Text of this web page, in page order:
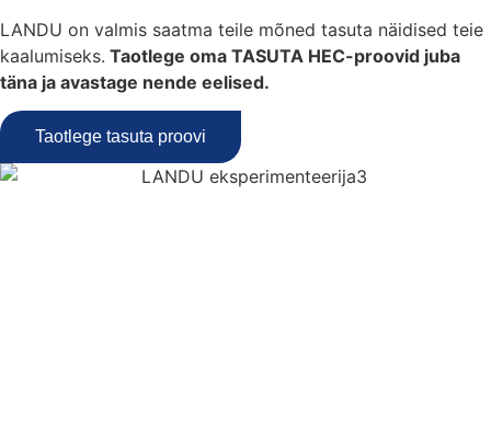
LANDU on valmis saatma teile mõned tasuta näidised teie
kaalumiseks. Taotlege oma TASUTA HEC-proovid juba
täna ja avastage nende eelised.
Taotlege tasuta proovi